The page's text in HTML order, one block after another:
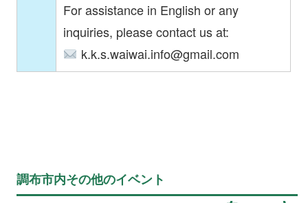
For assistance in English or any
inquiries, please contact us at:
k.k.s.waiwai.info@gmail.com
調布市内その他のイベント